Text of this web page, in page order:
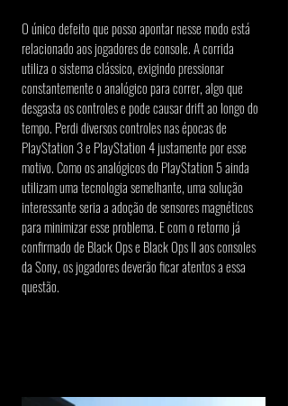
O único defeito que posso apontar nesse modo está
relacionado aos jogadores de console. A corrida
utiliza o sistema clássico, exigindo pressionar
constantemente o analógico para correr, algo que
desgasta os controles e pode causar drift ao longo do
tempo. Perdi diversos controles nas épocas de
PlayStation 3 e PlayStation 4 justamente por esse
motivo. Como os analógicos do PlayStation 5 ainda
utilizam uma tecnologia semelhante, uma solução
interessante seria a adoção de sensores magnéticos
para minimizar esse problema. E com o retorno já
confirmado de Black Ops e Black Ops II aos consoles
da Sony, os jogadores deverão ficar atentos a essa
questão.